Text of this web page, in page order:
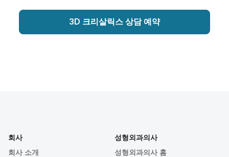
3D 크리살릭스 상담 예약
회사
회사 소개
성형외과의사
성형외과의사 홈